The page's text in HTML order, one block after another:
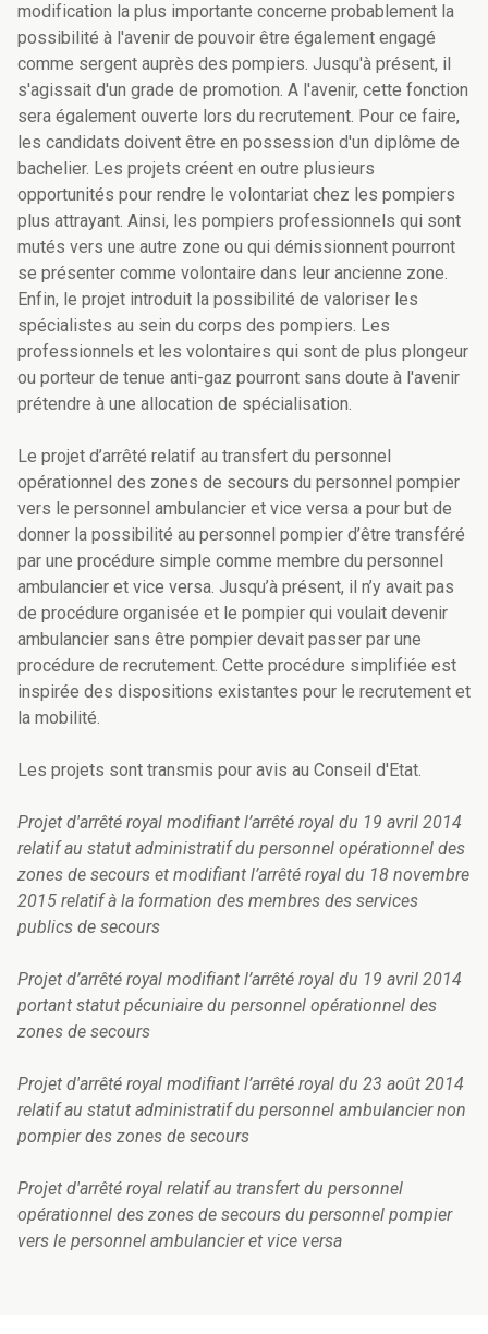
modification la plus importante concerne probablement la
possibilité à l'avenir de pouvoir être également engagé
comme sergent auprès des pompiers. Jusqu'à présent, il
s'agissait d'un grade de promotion. A l'avenir, cette fonction
sera également ouverte lors du recrutement. Pour ce faire,
les candidats doivent être en possession d'un diplôme de
bachelier. Les projets créent en outre plusieurs
opportunités pour rendre le volontariat chez les pompiers
plus attrayant. Ainsi, les pompiers professionnels qui sont
mutés vers une autre zone ou qui démissionnent pourront
se présenter comme volontaire dans leur ancienne zone.
Enfin, le projet introduit la possibilité de valoriser les
spécialistes au sein du corps des pompiers. Les
professionnels et les volontaires qui sont de plus plongeur
ou porteur de tenue anti-gaz pourront sans doute à l'avenir
prétendre à une allocation de spécialisation.
Le projet d’arrêté relatif au transfert du personnel
opérationnel des zones de secours du personnel pompier
vers le personnel ambulancier et vice versa a pour but de
donner la possibilité au personnel pompier d’être transféré
par une procédure simple comme membre du personnel
ambulancier et vice versa. Jusqu’à présent, il n’y avait pas
de procédure organisée et le pompier qui voulait devenir
ambulancier sans être pompier devait passer par une
procédure de recrutement. Cette procédure simplifiée est
inspirée des dispositions existantes pour le recrutement et
la mobilité.
Les projets sont transmis pour avis au Conseil d'Etat.
Projet d'arrêté royal modifiant l’arrêté royal du 19 avril 2014
relatif au statut administratif du personnel opérationnel des
zones de secours et modifiant l’arrêté royal du 18 novembre
2015 relatif à la formation des membres des services
publics de secours
Projet d’arrêté royal modifiant l’arrêté royal du 19 avril 2014
portant statut pécuniaire du personnel opérationnel des
zones de secours
Projet d'arrêté royal modifiant l’arrêté royal du 23 août 2014
relatif au statut administratif du personnel ambulancier non
pompier des zones de secours
Projet d'arrêté royal relatif au transfert du personnel
opérationnel des zones de secours du personnel pompier
vers le personnel ambulancier et vice versa